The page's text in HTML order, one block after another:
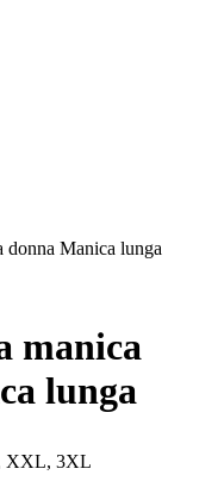
Manica lunga
manica
lunga
XXL, 3XL